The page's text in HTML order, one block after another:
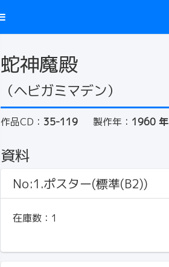
蛇神魔殿
（ヘビガミマデン）
作品CD： 35-119 製作年： 1960 年
資料
No:1.ポスター(標準(B2))
在庫数： 1